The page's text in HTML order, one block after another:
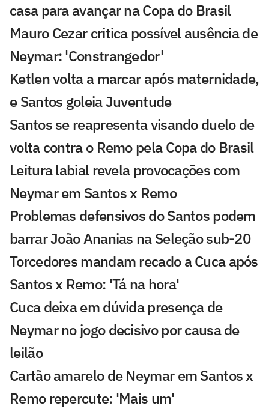
casa para avançar na Copa do Brasil
Mauro Cezar critica possível ausência de
Neymar: 'Constrangedor'
Ketlen volta a marcar após maternidade,
e Santos goleia Juventude
Santos se reapresenta visando duelo de
volta contra o Remo pela Copa do Brasil
Leitura labial revela provocações com
Neymar em Santos x Remo
Problemas defensivos do Santos podem
barrar João Ananias na Seleção sub-20
Torcedores mandam recado a Cuca após
Santos x Remo: 'Tá na hora'
Cuca deixa em dúvida presença de
Neymar no jogo decisivo por causa de
leilão
Cartão amarelo de Neymar em Santos x
Remo repercute: 'Mais um'